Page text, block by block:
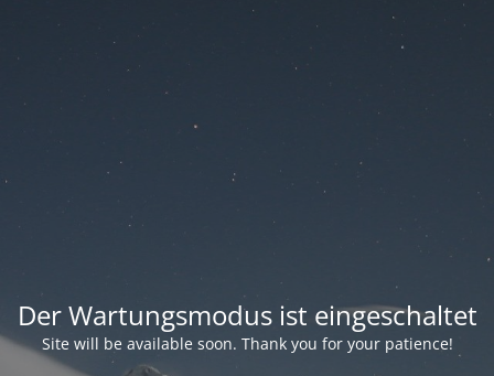
Der Wartungsmodus ist eingeschaltet
Site will be available soon. Thank you for your patience!